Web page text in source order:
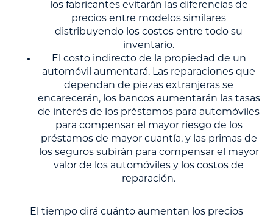
los fabricantes evitarán las diferencias de
precios entre modelos similares
distribuyendo los costos entre todo su
inventario.
El costo indirecto de la propiedad de un
automóvil aumentará. Las reparaciones que
dependan de piezas extranjeras se
encarecerán, los bancos aumentarán las tasas
de interés de los préstamos para automóviles
para compensar el mayor riesgo de los
préstamos de mayor cuantía, y las primas de
los seguros subirán para compensar el mayor
valor de los automóviles y los costos de
reparación.
El tiempo dirá cuánto aumentan los precios